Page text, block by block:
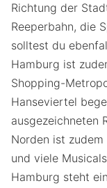
Richtung der
Reeperbahn, die
solltest du
Hamburg ist
Shopping-
Hanseviertel
ausgezeichneten
Norden ist
und viele
Hamburg steht